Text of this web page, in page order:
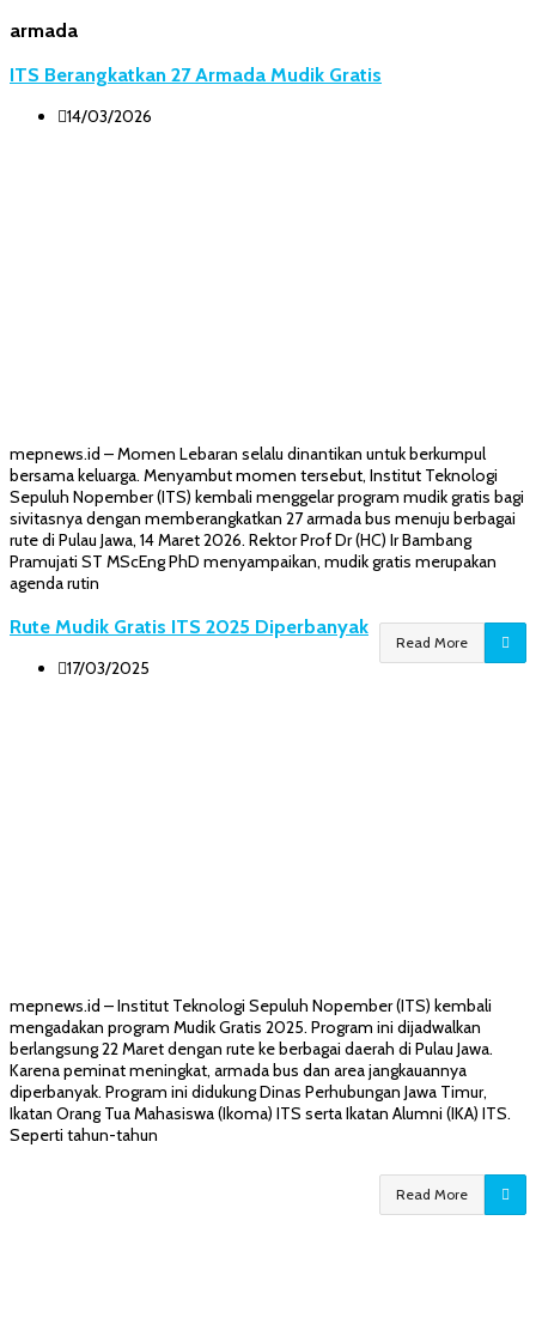
armada
ITS Berangkatkan 27 Armada Mudik Gratis
14/03/2026
mepnews.id – Momen Lebaran selalu dinantikan untuk berkumpul
bersama keluarga. Menyambut momen tersebut, Institut Teknologi
Sepuluh Nopember (ITS) kembali menggelar program mudik gratis bagi
sivitasnya dengan memberangkatkan 27 armada bus menuju berbagai
rute di Pulau Jawa, 14 Maret 2026. Rektor Prof Dr (HC) Ir Bambang
Pramujati ST MScEng PhD menyampaikan, mudik gratis merupakan
agenda rutin
Read More
Rute Mudik Gratis ITS 2025 Diperbanyak
17/03/2025
mepnews.id – Institut Teknologi Sepuluh Nopember (ITS) kembali
mengadakan program Mudik Gratis 2025. Program ini dijadwalkan
berlangsung 22 Maret dengan rute ke berbagai daerah di Pulau Jawa.
Karena peminat meningkat, armada bus dan area jangkauannya
diperbanyak. Program ini didukung Dinas Perhubungan Jawa Timur,
Ikatan Orang Tua Mahasiswa (Ikoma) ITS serta Ikatan Alumni (IKA) ITS.
Seperti tahun-tahun
Read More